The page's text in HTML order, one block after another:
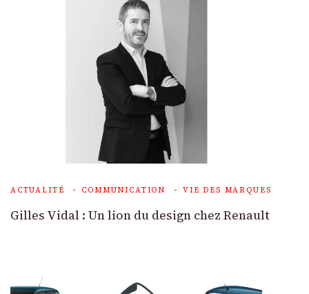
ACTUALITÉ COMMUNICATION VIE DES MARQUES
Gilles Vidal : Un lion du design chez Renault